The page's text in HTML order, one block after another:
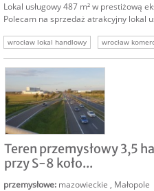
Lokal usługowy 487 m² w prestiżową
Polecam na sprzedaż atrakcyjny lokal
wrocław lokal handlowy wrocław
lokale komercyjne wrocław
lokale
salonsamochodowy
Teren przemysłowy 3,5
przy S-8 koło...
przemysłowe: mazowieckie , Małopole